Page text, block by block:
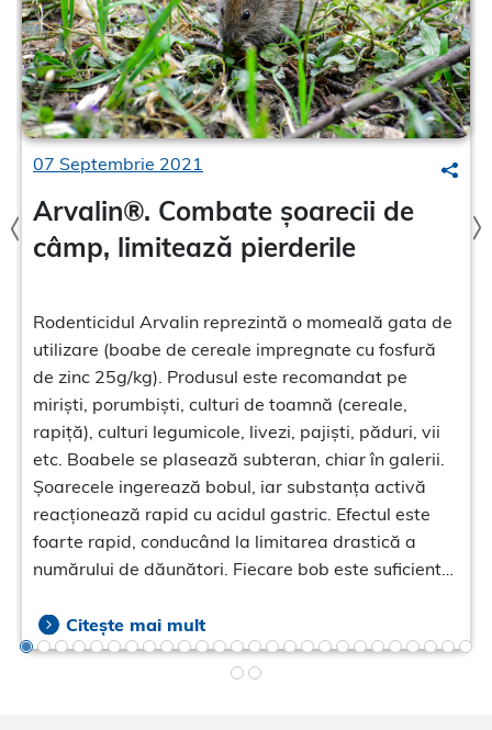
07 Septembrie 2021
Arvalin®. Combate șoarecii de
câmp, limitează pierderile
Rodenticidul Arvalin reprezintă o momeală gata de
utilizare (boabe de cereale impregnate cu fosfură
de zinc 25g/kg). Produsul este recomandat pe
miriști, porumbiști, culturi de toamnă (cereale,
rapiță), culturi legumicole, livezi, pajiști, păduri, vii
etc. Boabele se plasează subteran, chiar în galerii.
Șoarecele ingerează bobul, iar substanța activă
reacționează rapid cu acidul gastric. Efectul este
foarte rapid, conducând la limitarea drastică a
numărului de dăunători. Fiecare bob este suficient
Citește mai mult